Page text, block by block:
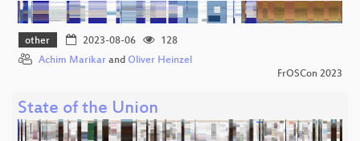
other 2023-08-06
128
Achim Marikar and Oliver Heinzel
FrOSCon 2023
State of the Union